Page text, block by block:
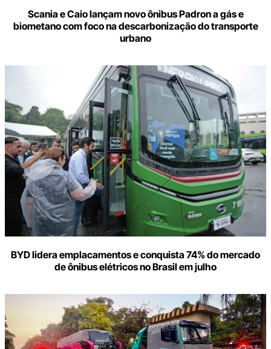
Scania e Caio lançam novo ônibus Padron a gás e
biometano com foco na descarbonização do transporte
urbano
BYD lidera emplacamentos e conquista 74% do mercado
de ônibus elétricos no Brasil em julho